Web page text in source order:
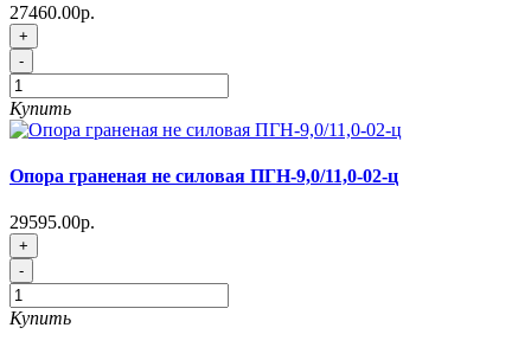
27460.00р.
+
-
Купить
Опора граненая не силовая ПГН-9,0/11,0-02-ц
29595.00р.
+
-
Купить